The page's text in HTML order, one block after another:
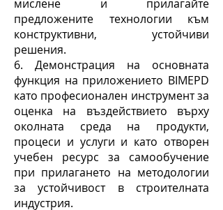
мислене и прилагайте
предложените технологии към
конструктивни, устойчиви
решения.
6. Демонстрация на основната
функция на приложението BIMEPD
като професионален инструмент за
оценка на въздействието върху
околната среда на продукти,
процеси и услуги и като отворен
учебен ресурс за самообучение
при прилагането на методологии
за устойчивост в строителната
индустрия.